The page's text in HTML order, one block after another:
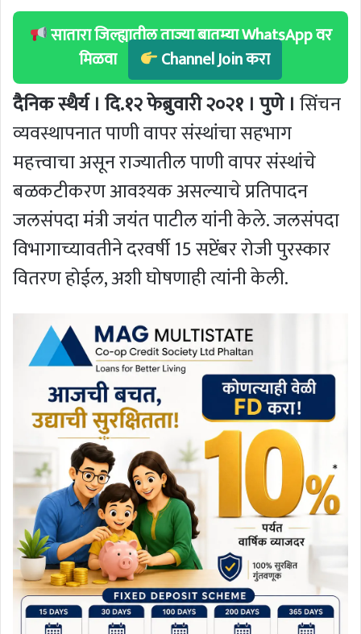
सातारा जिल्ह्यातील ताज्या बातम्या WhatsApp वर
मिळवा
Channel Join करा
दैनिक स्थैर्य । दि.१२ फेब्रुवारी २०२१ । पुणे । सिंचन
व्यवस्थापनात पाणी वापर संस्थांचा सहभाग
महत्त्वाचा असून राज्यातील पाणी वापर संस्थांचे
बळकटीकरण आवश्यक असल्याचे प्रतिपादन
जलसंपदा मंत्री जयंत पाटील यांनी केले. जलसंपदा
विभागाच्यावतीने दरवर्षी 15 सप्टेंबर रोजी पुरस्कार
वितरण होईल, अशी घोषणाही त्यांनी केली.